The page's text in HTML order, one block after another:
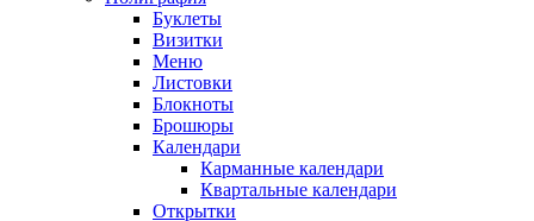
Буклеты
Визитки
Меню
Листовки
Блокноты
Брошюры
Календари
Карманные календари
Квартальные календари
Открытки